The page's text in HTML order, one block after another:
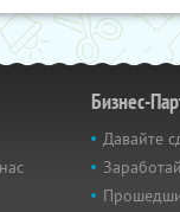
Бизнес-
Давайте